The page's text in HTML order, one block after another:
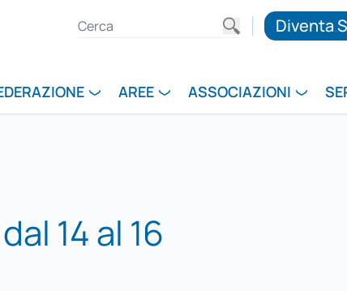
Diventa
AREE ASSOCIAZIONI
14 al 16